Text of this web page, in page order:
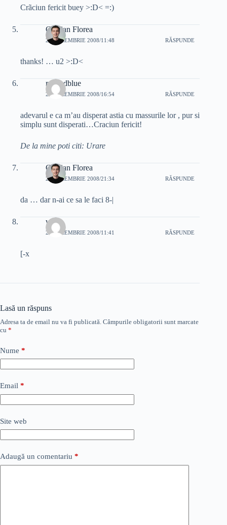
Crãciun fericit buey >:D< =:)
Cristian Florea
25 DECEMBRIE 2008/11:48 RĂSPUNDE
thanks! … u2 >:D<
redandblue
25 DECEMBRIE 2008/16:54 RĂSPUNDE
adevarul e ca m’au disperat astia cu massurile lor , pur si
simplu sunt disperati…Craciun fericit!
De la mine poti citi: Urare
Cristian Florea
25 DECEMBRIE 2008/21:34 RĂSPUNDE
da … dar n-ai ce sa le faci 8-|
we
29 DECEMBRIE 2008/11:41 RĂSPUNDE
[-x
Lasă un răspuns
Adresa ta de email nu va fi publicată. Câmpurile obligatorii sunt marcate
cu *
Nume *
Email *
Site web
Adaugă un comentariu *